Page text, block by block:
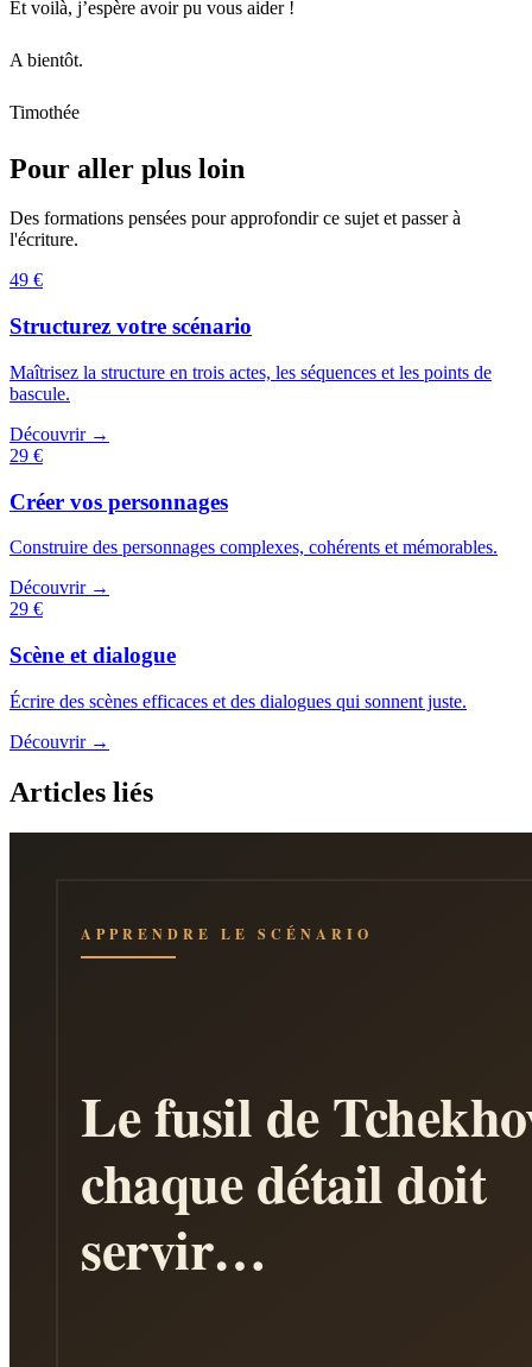
Et voilà, j’espère avoir pu vous aider !
A bientôt.
Timothée
Pour aller plus loin
Des formations pensées pour approfondir ce sujet et passer à
l'écriture.
49 €
Structurez votre scénario
Maîtrisez la structure en trois actes, les séquences et les points de
bascule.
Découvrir →
29 €
Créer vos personnages
Construire des personnages complexes, cohérents et mémorables.
Découvrir →
29 €
Scène et dialogue
Écrire des scènes efficaces et des dialogues qui sonnent juste.
Découvrir →
Articles liés